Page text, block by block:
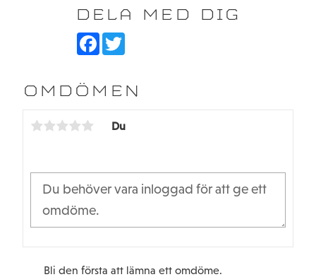
DELA MED DIG
F
b
o
T
t
e
OMDÖMEN
Du
Bli den första att lämna ett omdöme.